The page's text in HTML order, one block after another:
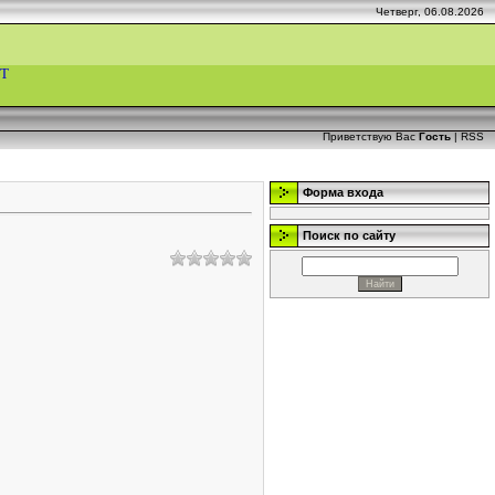
Четверг, 06.08.2026
Приветствую Вас Гость | RSS
Форма входа
Поиск по сайту